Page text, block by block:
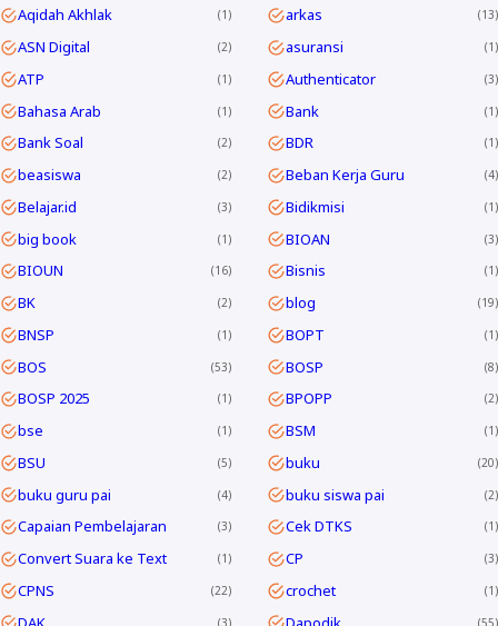
Aqidah Akhlak 1 arkas 13
ASN Digital 2 asuransi 1
ATP 1 Authenticator 3
Bahasa Arab 1 Bank 1
Bank Soal 2 BDR 1
beasiswa 2 Beban Kerja Guru 4
Belajar.id 3 Bidikmisi 1
big book 1 BIOAN 3
BIOUN 16 Bisnis 1
BK 2 blog 19
BNSP 1 BOPT 1
BOS 53 BOSP 8
BOSP 2025 1 BPOPP 2
bse 1 BSM 1
BSU 5 buku 20
buku guru pai 4 buku siswa pai 2
Capaian Pembelajaran 3 Cek DTKS 1
Convert Suara ke Text 1 CP 3
CPNS 22 crochet 1
3 55